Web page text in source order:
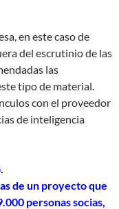
en este caso de
del escrutinio de las
las
tipo de material.
con el proveedor
de inteligencia
de un proyecto que
personas socias,